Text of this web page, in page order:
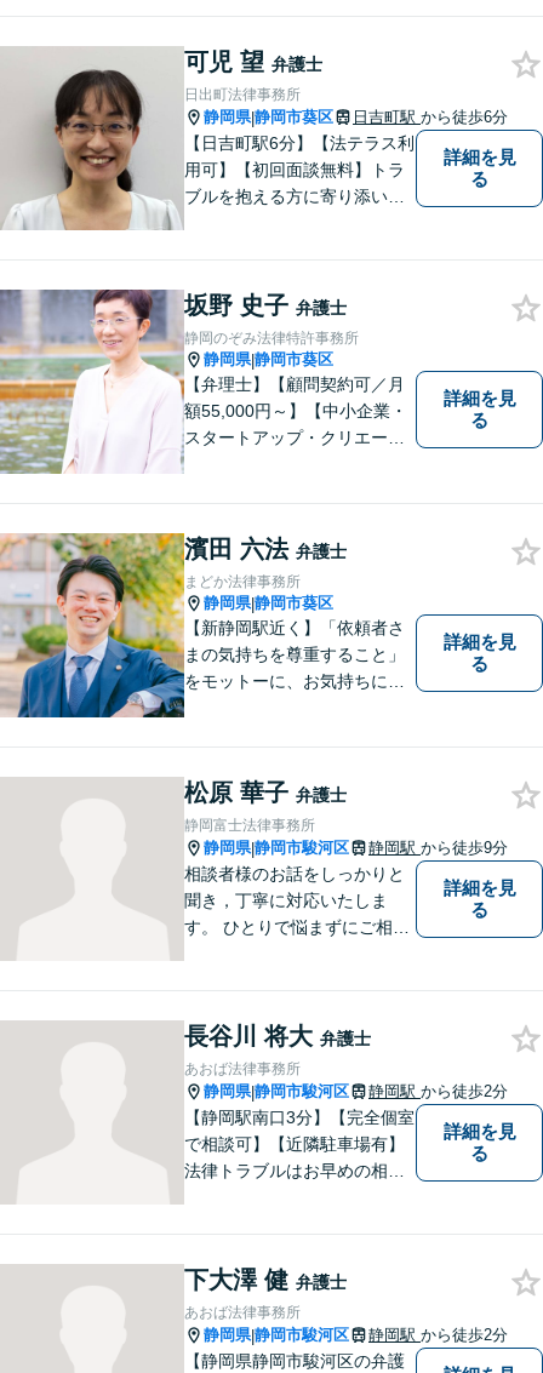
す。 どんな些細なことでも結
構ですので、お気軽にご相談
ください。
可児 望 弁護士
日出町法律事務所
静岡県|静岡市葵区 日吉町駅 から徒歩6分
【日吉町駅6分】【法テラス利
用可】【初回面談無料】トラ
ブルを抱える方に寄り添い、
詳細を見
る
坂野 史子 弁護士
静岡のぞみ法律特許事務所
静岡県|静岡市葵区
【弁理士】【顧問契約可／月
額55,000円～】【中小企業・
スタートアップ・クリエータ
標、著作権、不正競争防止法
の専門知識・経験豊富」「リ
ーガルフォースの高精度契約
書チェック」
詳細を見
る
濱田 六法 弁護士
まどか法律事務所
静岡県|静岡市葵区
【新静岡駅近く】「依頼者さ
まの気持ちを尊重すること」
をモットーに、お気持ちに寄
ご相談ください【交通事故】
豊富な経験と実績で早期に解
決
詳細を見
る
松原 華子 弁護士
静岡富士法律事務所
静岡県|静岡市駿河区 静岡駅 から徒歩9分
相談者様のお話をしっかりと
聞き，丁寧に対応いたしま
す。 ひとりで悩まずにご相談
詳細を見
る
長谷川 将大 弁護士
あおば法律事務所
静岡県|静岡市駿河区 静岡駅 から徒歩2分
【静岡駅南口3分】【完全個室
で相談可】【近隣駐車場有】
法律トラブルはお早めの相談
境を整えておりますのでぜひ
お気軽にご相談ください。
詳細を見
る
下大澤 健 弁護士
あおば法律事務所
静岡県|静岡市駿河区 静岡駅 から徒歩2分
【静岡県静岡市駿河区の弁護